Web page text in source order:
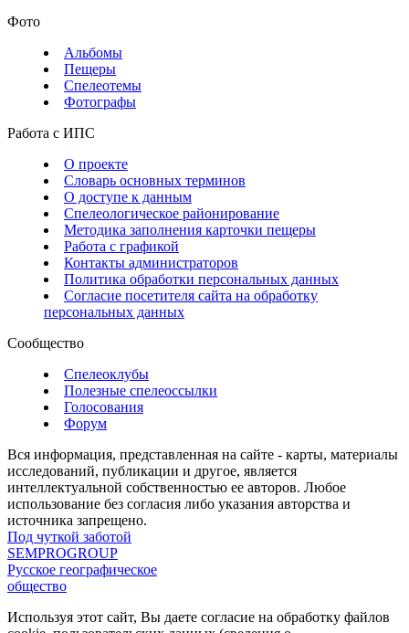
Фото
Альбомы
Пещеры
Спелеотемы
Фотографы
Работа с ИПС
О проекте
Словарь основных терминов
О доступе к данным
Спелеологическое районирование
Методика заполнения карточки пещеры
Работа с графикой
Контакты администраторов
Политика обработки персональных данных
Согласие посетителя сайта на обработку
персональных данных
Сообщество
Спелеоклубы
Полезные спелеоссылки
Голосования
Форум
Вся информация, представленная на сайте - карты, материалы
исследований, публикации и другое, является
интеллектуальной собственностью ее авторов. Любое
использование без согласия либо указания авторства и
источника запрещено.
Под чуткой заботой
SEMPROGROUP
Русское географическое
общество
Используя этот сайт, Вы даете согласие на обработку файлов